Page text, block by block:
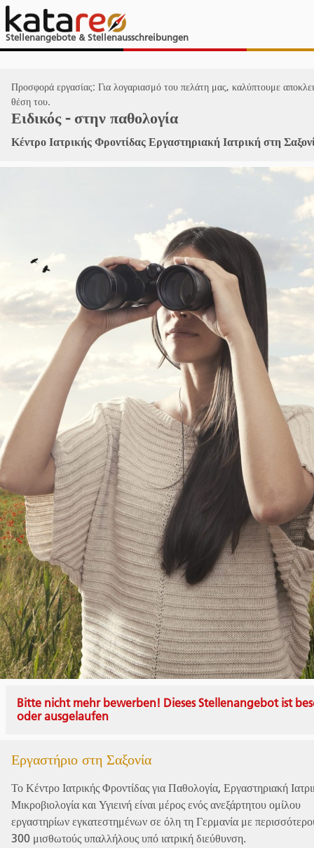
Stellenangebote & Stellenausschreibungen
Προσφορά εργασίας: Για λογαριασμό του πελάτη μας, καλύπτουμε
θέση του.
Ειδικός - στην παθολογία
Κέντρο Ιατρικής Φροντίδας Εργαστηριακή Ιατρική στη
Bitte nicht mehr bewerben! Dieses Stellenangebot ist
oder ausgelaufen
Εργαστήριο στη Σαξονία
Το Κέντρο Ιατρικής Φροντίδας για Παθολογία, Εργαστηριακή
Μικροβιολογία και Υγιεινή είναι μέρος ενός ανεξάρτητου ομίλου
εργαστηρίων εγκατεστημένων σε όλη τη Γερμανία με
300 μισθωτούς υπαλλήλους υπό ιατρική διεύθυνση.